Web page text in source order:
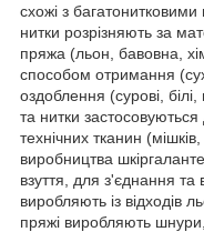
схожі з
нитки розрізняють за
пряжа (льон, бавовна,
способом отримання
оздоблення (сурові,
та нитки застосовуються
технічних тканин
виробництва
взуття, для з'єднання та
виробляють із відходів
пряжі виробляють шнури,